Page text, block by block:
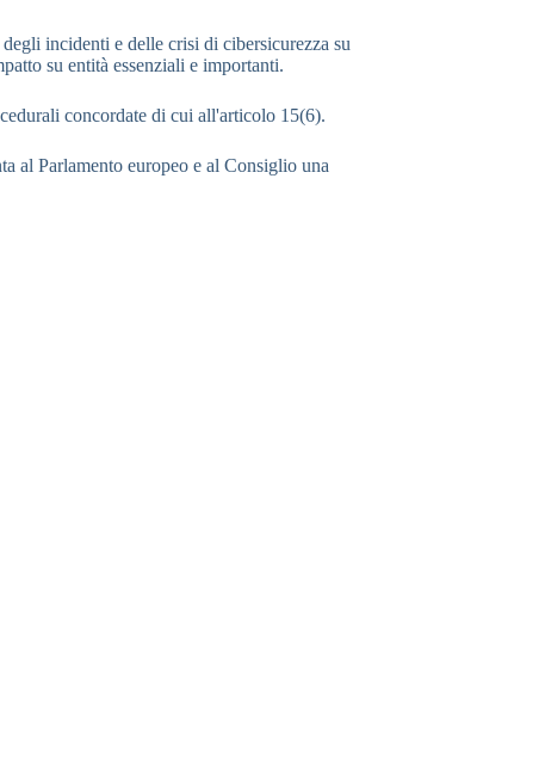
incidenti e delle crisi di cibersicurezza su
su entità essenziali e importanti.
concordate di cui all'articolo 15(6).
al Parlamento europeo e al Consiglio una